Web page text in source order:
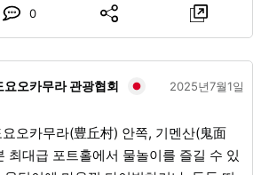
라(도요오카촌) 카미이네(카미이네)
포함) 5명~10명
엔」 ※상기 이외의 참가 인원을 희망
시간)】 ・전화 문의: 0265-49-3395
이지 문의:www.vill-nagano-toyooka-
0
요오카무라 관광협회 2025년7월1일
최대급 포트홀에서 물놀이를 즐길 수 있